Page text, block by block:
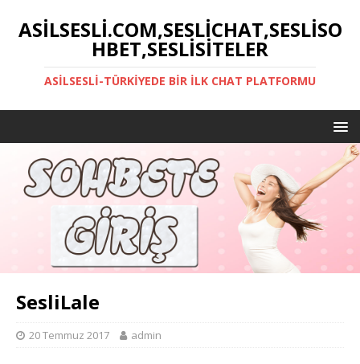
ASILSESLI.COM,SESLICHAT,SESLISO
HBET,SESLISITELER
ASILSESLI-TÜRKIYEDE BIR İLK CHAT PLATFORMU
SesliLale
20 Temmuz 2017 admin